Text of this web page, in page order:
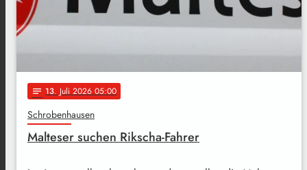
notes 13. Juli 2026 05:00
Schrobenhausen
Malteser suchen Rikscha-Fahrer